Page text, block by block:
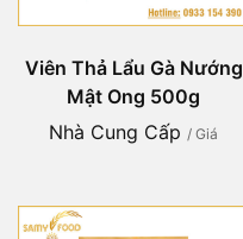
Viên Thả Lẩu Gà Nướng
Mật Ong 500g
Nhà Cung Cấp / Giá